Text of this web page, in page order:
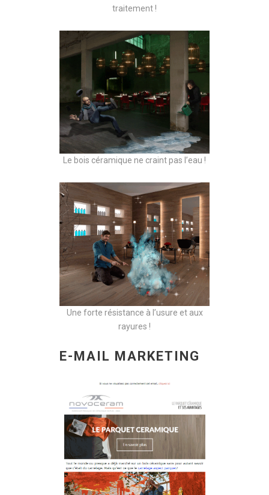
traitement !
Le bois céramique ne craint pas l’eau !
Une forte résistance à l’usure et aux
rayures !
E-MAIL MARKETING